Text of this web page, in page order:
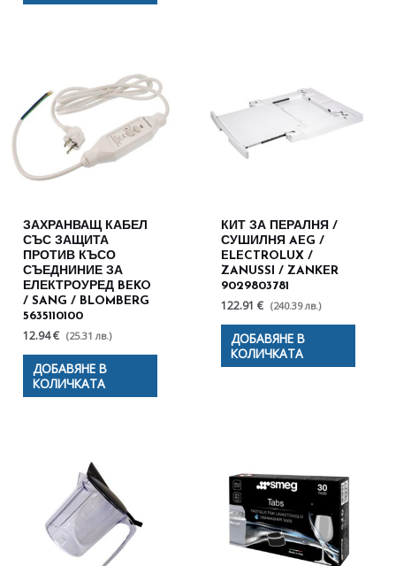
ЗАХРАНВАЩ КАБЕЛ
СЪС ЗАЩИТА
ПРОТИВ КЪСО
СЪЕДНИНИЕ ЗА
ЕЛЕКТРОУРЕД BEKO
/ SANG / BLOMBERG
5635110100
12.94 € (25.31 лв.)
ДОБАВЯНЕ В
КОЛИЧКАТА
КИТ ЗА ПЕРАЛНЯ /
СУШИЛНЯ AEG /
ELECTROLUX /
ZANUSSI / ZANKER
9029803781
122.91 € (240.39 лв.)
ДОБАВЯНЕ В
КОЛИЧКАТА